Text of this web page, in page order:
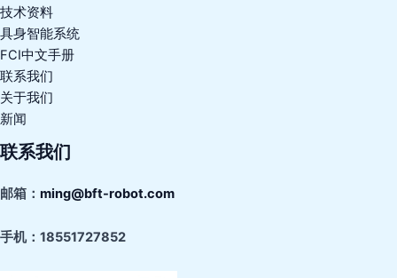
技术资料
具身智能系统
FCI中文手册
联系我们
关于我们
新闻
联系我们
邮箱： ming@bft-robot.com
手机： 18551727852